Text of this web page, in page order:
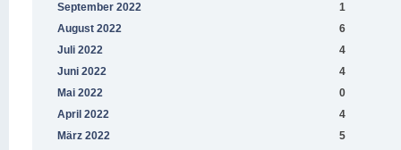
September 2022
1
August 2022
6
Juli 2022
4
Juni 2022
4
Mai 2022
0
April 2022
4
März 2022
5